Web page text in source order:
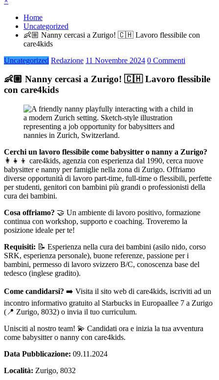
Home
Uncategorized
👶🏼 Nanny cercasi a Zurigo! 🇨🇭 Lavoro flessibile con
care4kids
Uncategorized Redazione 11 Novembre 2024 0 Commenti
👶🏼 Nanny cercasi a Zurigo! 🇨🇭 Lavoro flessibile
con care4kids
Cerchi un lavoro flessibile come babysitter o nanny a Zurigo?
👩‍👧‍👦 care4kids, agenzia con esperienza dal 1990, cerca nuove
babysitter e nanny per famiglie nella zona di Zurigo. Offriamo
diverse opportunità di lavoro part-time, full-time o flessibili, perfette
per studenti, genitori con bambini più grandi o professionisti della
cura dei bambini.
Cosa offriamo? 🤝 Un ambiente di lavoro positivo, formazione
continua con workshop, supporto e coaching. Troveremo la
posizione ideale per te!
Requisiti: 📝 Esperienza nella cura dei bambini (asilo nido, corso
SRK, esperienza personale), buone referenze, passione per i
bambini, permesso di lavoro svizzero B/C, conoscenza base del
tedesco (inglese gradito).
Come candidarsi? ➡️ Visita il sito web di care4kids, iscriviti ad un
incontro informativo gratuito al Starbucks in Europaallee 7 a Zurigo
(📍 Zurigo, 8032) o invia il tuo curriculum.
Unisciti al nostro team! 💫 Candidati ora e inizia la tua avventura
come babysitter o nanny con care4kids.
Data Pubblicazione: 09.11.2024
Località: Zurigo, 8032